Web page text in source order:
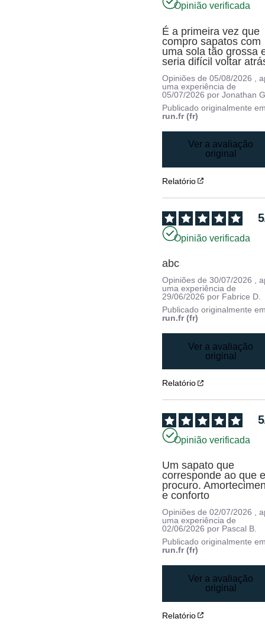
Opinião verificada
É a primeira vez que
compro sapatos com
uma sola tão grossa
seria difícil voltar
Opiniões de05/08/2026
,
uma experiência de
05/07/2026 porJonathan
Publicado originalmente
run.fr (fr)
Ver a avaliação
original
Relatório
5
Opinião verificada
abc
Opiniões de30/07/2026
,
uma experiência de
29/06/2026 por Fabrice D.
Publicado originalmente
run.fr (fr)
Ver a avaliação
original
Relatório
5
Opinião verificada
Um sapato que
corresponde ao que
procuro.
e conforto
Opiniões de02/07/2026 ,
uma experiência de
02/06/2026 por Pascal B.
Publicado originalmente
run.fr (fr)
Ver a avaliação
original
Relatório